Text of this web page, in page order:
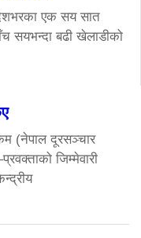
एक सय सात
सयभन्दा बढी खेलाडीको
(नेपाल दूरसञ्चार
जिम्मेवारी